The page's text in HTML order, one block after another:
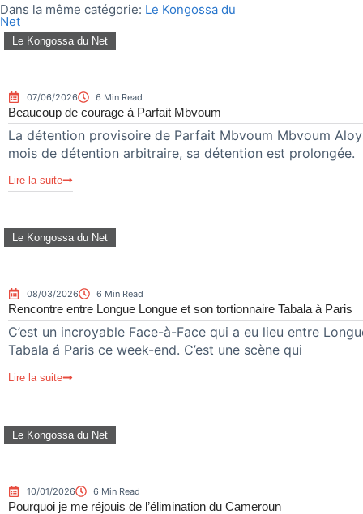
Dans la même catégorie: Le Kongossa du
Net
Le Kongossa du Net
07/06/2026 6 Min Read
Beaucoup de courage à Parfait Mbvoum
La détention provisoire de Parfait Mbvoum Mbvoum
mois de détention arbitraire, sa détention est prolongée.
Lire la suite
Le Kongossa du Net
08/03/2026 6 Min Read
Rencontre entre Longue Longue et son tortionnaire Tabala à Paris
C’est un incroyable Face-à-Face qui a eu lieu entre
Tabala á Paris ce week-end. C’est une scène qui
Lire la suite
Le Kongossa du Net
10/01/2026 6 Min Read
Pourquoi je me réjouis de l’élimination du Cameroun